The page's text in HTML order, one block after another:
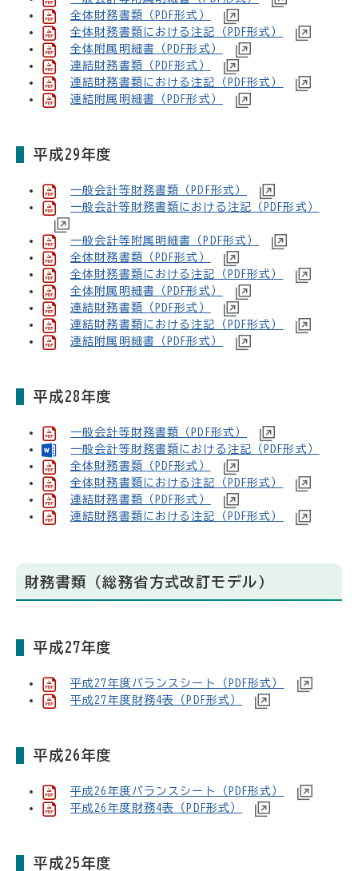
全体財務書類（PDF形式）
全体財務書類における注記（PDF形式）
全体附属明細書（PDF形式）
連結財務書類（PDF形式）
連結財務書類における注記（PDF形式）
連結附属明細書（PDF形式）
平成29年度
一般会計等財務書類（PDF形式）
一般会計等財務書類における注記（PDF形式）
一般会計等附属明細書（PDF形式）
全体財務書類（PDF形式）
全体財務書類における注記（PDF形式）
全体附属明細書（PDF形式）
連結財務書類（PDF形式）
連結財務書類における注記（PDF形式）
連結附属明細書（PDF形式）
平成28年度
一般会計等財務書類（PDF形式）
一般会計等財務書類における注記（PDF形式）
全体財務書類（PDF形式）
全体財務書類における注記（PDF形式）
連結財務書類（PDF形式）
連結財務書類における注記（PDF形式）
財務書類（総務省方式改訂モデル）
平成27年度
平成27年度バランスシート（PDF形式）
平成27年度財務4表（PDF形式）
平成26年度
平成26年度バランスシート（PDF形式）
平成26年度財務4表（PDF形式）
平成25年度